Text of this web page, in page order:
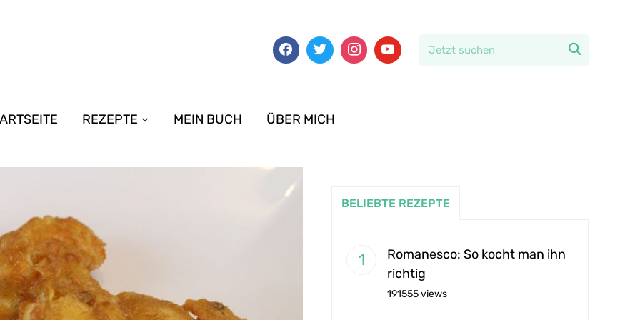

REZEPTE MEIN BUCH ÜBER MICH
BELIEBTE REZEPTE
Romanesco: So kocht man ihn
richtig
191555 views